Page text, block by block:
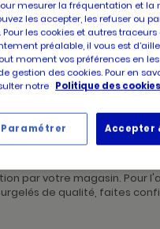
RECHERCHERUN
POINT
DE
VENTE
PICARD
de saveurs et
l'un de ses magasins à
par votre magasin. Pour
de qualité, faites
mesurer la fréquentation et la
les accepter, les refuser ou
Pour les cookies et autres
préalable, il vous est
moment vos préférences en
gestion des cookies. Pour en
notre Politique des cookies
Accepter
Paramétrer